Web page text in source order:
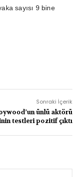
sayısı 9 bine
Sonraki İçerik
ünlü aktörü
testleri pozitif çıktı